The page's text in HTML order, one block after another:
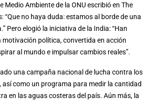
Medio Ambiente de la ONU escribió en The
“Que no haya duda: estamos al borde de una
Pero elogió la iniciativa de la India: “Han
motivación política, convertida en acción
al mundo e impulsar cambios reales”.
una campaña nacional de lucha contra los
así como un programa para medir la cantidad
en las aguas costeras del país. Aún más, la